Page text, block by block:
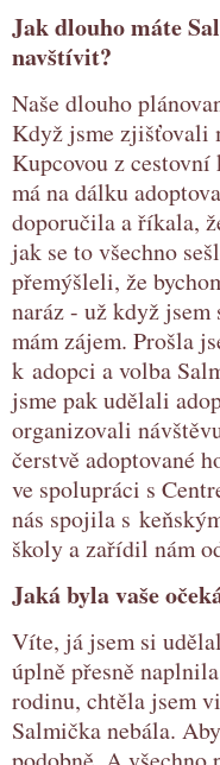
Jak dlouho máte
navštívit?
Naše dlouho
Když jsme zjišťovali
Kupcovou z
má na dálku
doporučila a říkala,
jak se to všechno
přemýšleli, že
naráz - už když
mám zájem. Prošla
k adopci a volba
jsme pak udělali
organizovali
čerstvě adoptované
ve spolupráci s
nás spojila s
školy a zařídil nám
Jaká byla vaše
Víte, já jsem si
úplně přesně
rodinu, chtěla jsem
Salmička nebála.